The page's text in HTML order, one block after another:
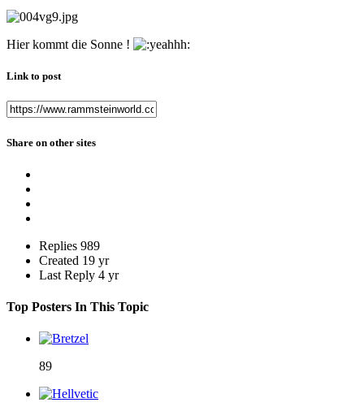
Hier kommt die Sonne !
Link to post
Share on other sites
Replies 989
Created 19 yr
Last Reply 4 yr
Top Posters In This Topic
89